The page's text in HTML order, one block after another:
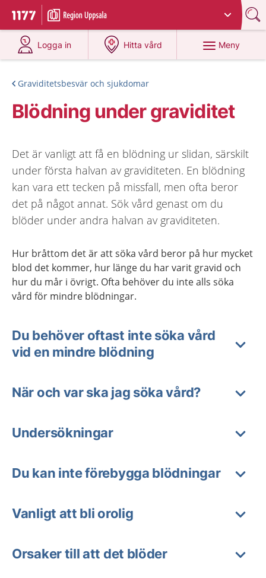
Till startsidan för 1177
Du har valt region
Logga in
på 1177.se
Hitta vård
på 1177.se
Meny
Graviditetsbesvär och sjukdomar
Blödning under graviditet
Det är vanligt att få en blödning ur slidan, särskilt
under första halvan av graviditeten. En blödning
kan vara ett tecken på missfall, men ofta beror
det på något annat. Sök vård genast om du
blöder under andra halvan av graviditeten.
Hur bråttom det är att söka vård beror på hur mycket
blod det kommer, hur länge du har varit gravid och
hur du mår i övrigt. Ofta behöver du inte alls söka
vård för mindre blödningar.
Du behöver oftast inte söka vård
vid en mindre blödning
När och var ska jag söka vård?
Undersökningar
Du kan inte förebygga blödningar
Vanligt att bli orolig
Orsaker till att det blöder